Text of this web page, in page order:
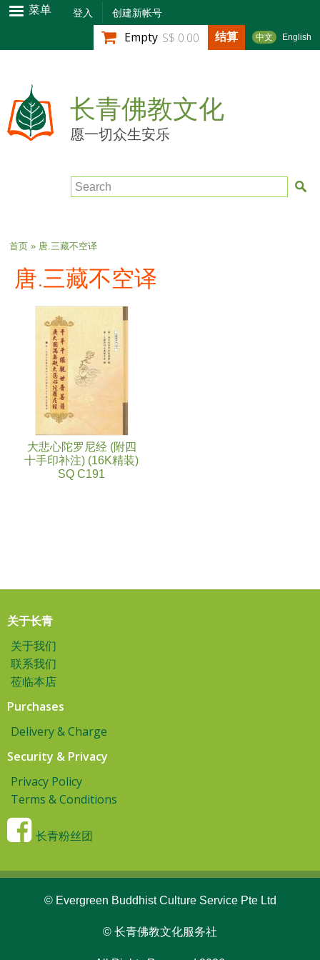
跳
转
到
内
容
菜单 登入 创建新帐号
中文 English
Empty S$ 0.00 结算
长青佛教文化
愿一切众生安乐
Search
当前位置
首页» 唐.三藏不空译
唐.三藏不空译
大悲心陀罗尼经 (附四
十手印补注) (16K精装)
SQ C191
关于长青
关于我们
联系我们
莅临本店
Purchases
Delivery & Charge
Security & Privacy
Privacy Policy
Terms & Conditions
长青粉丝团
© Evergreen Buddhist Culture Service Pte Ltd
© 长青佛教文化服务社